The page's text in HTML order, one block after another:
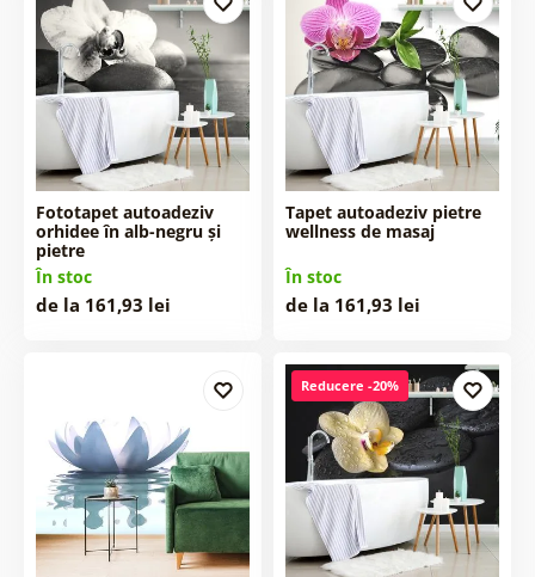
Fototapet autoadeziv
orhidee în alb-negru și
pietre
În stoc
de la 161,93 lei
Tapet autoadeziv pietre
wellness de masaj
În stoc
de la 161,93 lei
Reducere -20%